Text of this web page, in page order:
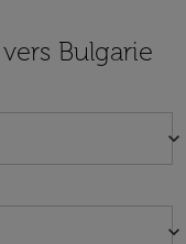
Bulgarie
keyboard_arrow_down
keyboard_arrow_down